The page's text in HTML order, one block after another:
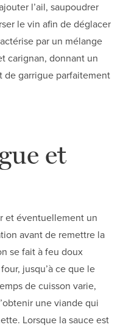
l’ail, saupoudrer
le vin afin de déglacer
par un mélange
carignan, donnant un
de garrigue parfaitement
et
et éventuellement un
avant de remettre la
se fait à feu doux
jusqu’à ce que le
de cuisson varie,
une viande qui
Lorsque la sauce est